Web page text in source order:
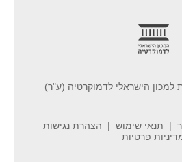
למכון הישראלי לדמוקרטיה (ע"ר)
תנאי שימוש
הצהרת נגישות
פרטיות